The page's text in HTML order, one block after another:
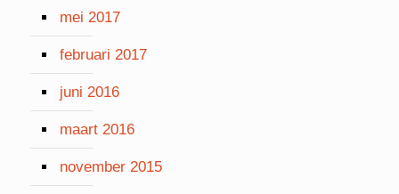
mei 2017
februari 2017
juni 2016
maart 2016
november 2015